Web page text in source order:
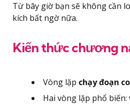
Từ bây giờ bạn sẽ không cần
kích bất ngờ nữa.
Kiến thức chương
Vòng lặp chạy đoạn
Hai vòng lặp phổ biến: